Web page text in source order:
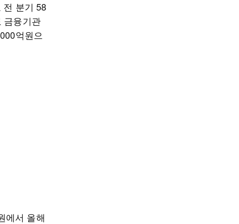
전 분기 58
금융기관
억원으
에서 올해